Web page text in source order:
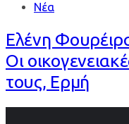
Νέα
Ελένη
Οι
τους, Ερμή